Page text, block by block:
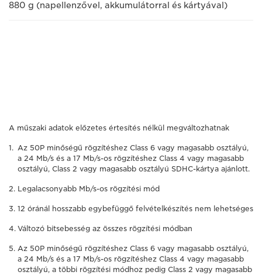
880 g (napellenzővel, akkumulátorral és kártyával)
A műszaki adatok előzetes értesítés nélkül megváltozhatnak
Az 50P minőségű rögzítéshez Class 6 vagy magasabb osztályú,
a 24 Mb/s és a 17 Mb/s-os rögzítéshez Class 4 vagy magasabb
osztályú, Class 2 vagy magasabb osztályú SDHC-kártya ajánlott.
Legalacsonyabb Mb/s-os rögzítési mód
12 óránál hosszabb egybefüggő felvételkészítés nem lehetséges
Változó bitsebesség az összes rögzítési módban
Az 50P minőségű rögzítéshez Class 6 vagy magasabb osztályú,
a 24 Mb/s és a 17 Mb/s-os rögzítéshez Class 4 vagy magasabb
osztályú, a többi rögzítési módhoz pedig Class 2 vagy magasabb